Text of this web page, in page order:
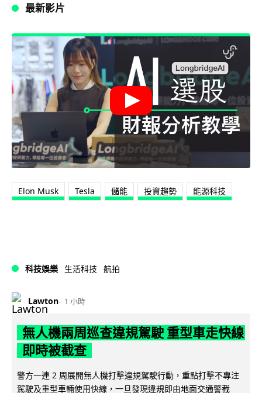
最新影片
Elon Musk Tesla 儲能 投資趨勢 能源科技
科技娛樂 生活科技 航拍
Lawton 1 小時
無人機兩周巡查違規駕駛 重型車走快線
即時被截查
警方一連 2 周展開無人機打擊違規駕駛行動，重點打擊不專注
駕駛及重型車輛使用快線，一旦發現違規即由地面交通警截